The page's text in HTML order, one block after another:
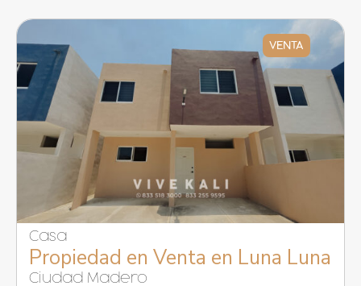
VENTA
Casa
Propiedad en Venta en Luna Luna
Ciudad Madero